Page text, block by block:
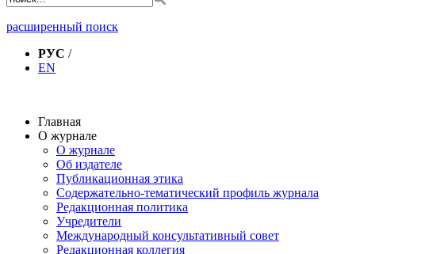
расширенный поиск
РУС /
EN
Главная
О журнале
О журнале
Об издателе
Публикационная этика
Содержательно-тематический профиль журнала
Редакционная политика
Учредители
Международный консультативный совет
Редакционная коллегия